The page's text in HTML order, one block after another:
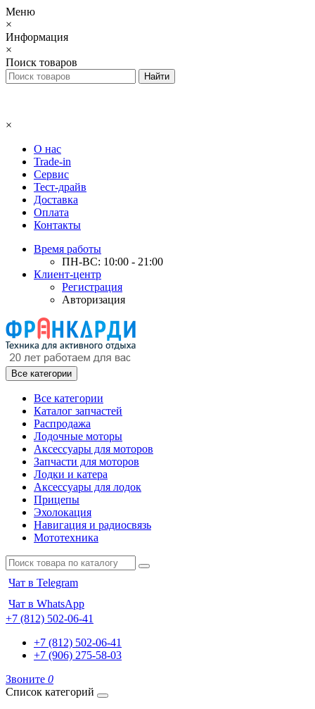
Меню
×
Информация
×
Поиск товаров
×
О нас
Trade-in
Сервис
Тест-драйв
Доставка
Оплата
Контакты
Время работы
ПН-ВС: 10:00 - 21:00
Клиент-центр
Регистрация
Авторизация
Все категории
Все категории
Каталог запчастей
Распродажа
Лодочные моторы
Аксессуары для моторов
Запчасти для моторов
Лодки и катера
Аксессуары для лодок
Прицепы
Эхолокация
Навигация и радиосвязь
Мототехника
Чат в Telegram
Чат в WhatsApp
+7 (812) 502-06-41
+7 (812) 502-06-41
+7 (906) 275-58-03
Звоните 0
Список категорий